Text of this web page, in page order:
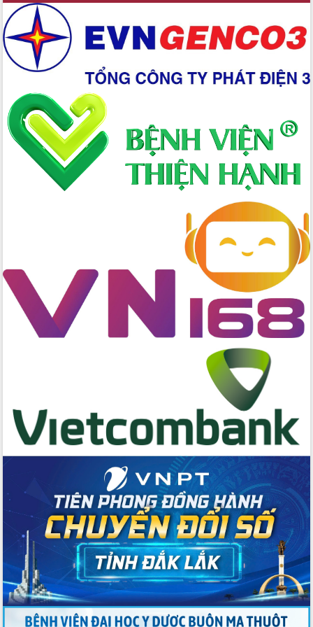
đấu có 77% xã đạt chuẩn nông thôn
mới
Chuyển đổi số 'mở đường' cho nông
nghiệp Đắk Lắk tăng trưởng bứt phá
Triển khai đồng bộ đo đạc, lập hồ sơ
địa chính, hoàn thiện cơ sở dữ liệu đất
đai
Ứng dụng sinh trắc học - Bước tiến
trong hành trình chuyển đổi số tại Đắk
Lắk
Đắk Lắk nâng cao hiệu quả công tác
Đảng từ Sổ tay đảng viên điện tử
Đắk Lắk đẩy mạnh nuôi biển công
Đắk Lắk phát động hưởng ứng Ngày
Quyền của người tiêu dùng Việt Nam
2026
Đẩy mạnh cải cách hành chính, quyết
tâm đạt được mục tiêu tăng trưởng
Huy giữ chức Bí thư Đảng ủy Ủy Ban
Nhân dân tỉnh
Bệnh án điện tử thúc đẩy chuyển đổi
Chuyển đổi số thư viện: Mở rộng
không gian tri thức trong thời đại số
Đánh giá, rút kinh nghiệm công tác tổ
chức diễn tập trước ngày bầu cử
Chương trình “Gặp gỡ hữu nghị –
Friendship Meeting New Year 2026”
Bầu cử Quốc hội và HĐND: Cử tri Đắk
Lắk gửi gắm niềm tin, kỳ vọng vào lá
phiếu
Đắk Lắk sẵn sàng các điều kiện cho